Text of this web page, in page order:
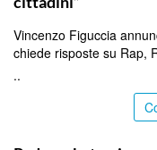
Vincenzo Figuccia
chiede risposte su Rap,
..